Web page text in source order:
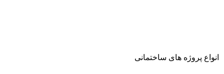
انواع پروژه های ساختمانی